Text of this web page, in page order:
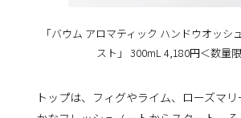
「バウム アロマティック ハンドウオッシ
スト」 300mL 4,180円＜数量
トップは、フィグやライム、ローズマ